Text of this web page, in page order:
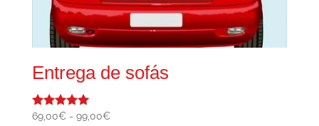
Entrega de sofás
Valorado
69,00€ - 99,00€Rango